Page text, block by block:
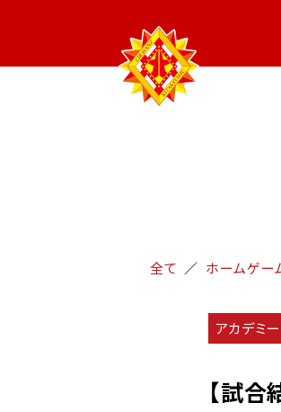
全て ホームゲー
アカデミー
【試